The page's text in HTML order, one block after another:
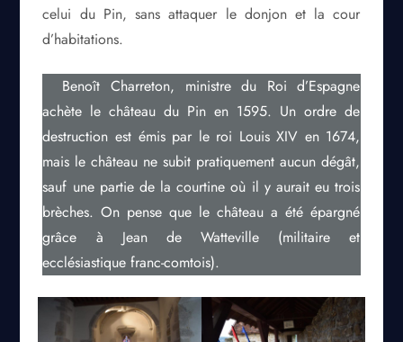
celui du Pin, sans attaquer le donjon et la cour
d’habitations.
Benoît Charreton, ministre du Roi d’Espagne
achète le château du Pin en 1595. Un ordre de
destruction est émis par le roi Louis XIV en 1674,
mais le château ne subit pratiquement aucun dégât,
sauf une partie de la courtine où il y aurait eu trois
brèches. On pense que le château a été épargné
grâce à Jean de Watteville (militaire et
ecclésiastique franc-comtois).